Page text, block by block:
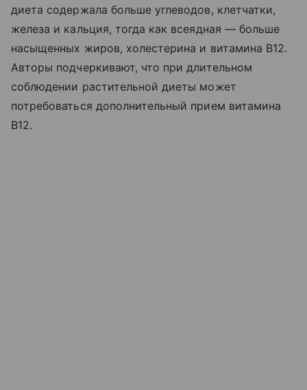
диета содержала больше углеводов, клетчатки,
железа и кальция, тогда как всеядная — больше
насыщенных жиров, холестерина и витамина B12.
Авторы подчеркивают, что при длительном
соблюдении растительной диеты может
потребоваться дополнительный прием витамина
B12.